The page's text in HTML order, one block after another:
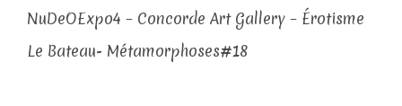
NuDeOExpo4 – Concorde Art Gallery – Érotisme
Le Bateau- Métamorphoses#18